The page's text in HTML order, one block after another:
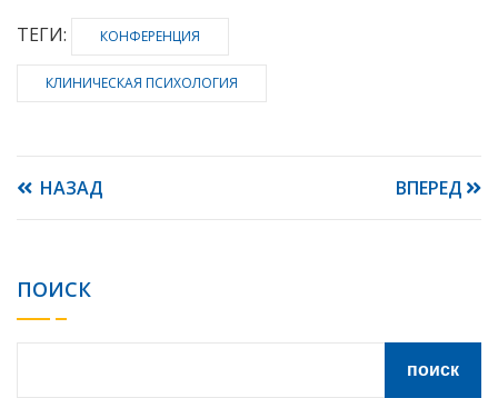
ТЕГИ:
КОНФЕРЕНЦИЯ
КЛИНИЧЕСКАЯ ПСИХОЛОГИЯ
НАЗАД ВПЕРЕД
ПОИСК